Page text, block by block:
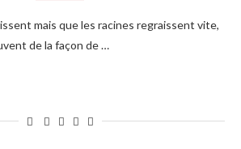
mais que les racines regraissent vite,
de la façon de …